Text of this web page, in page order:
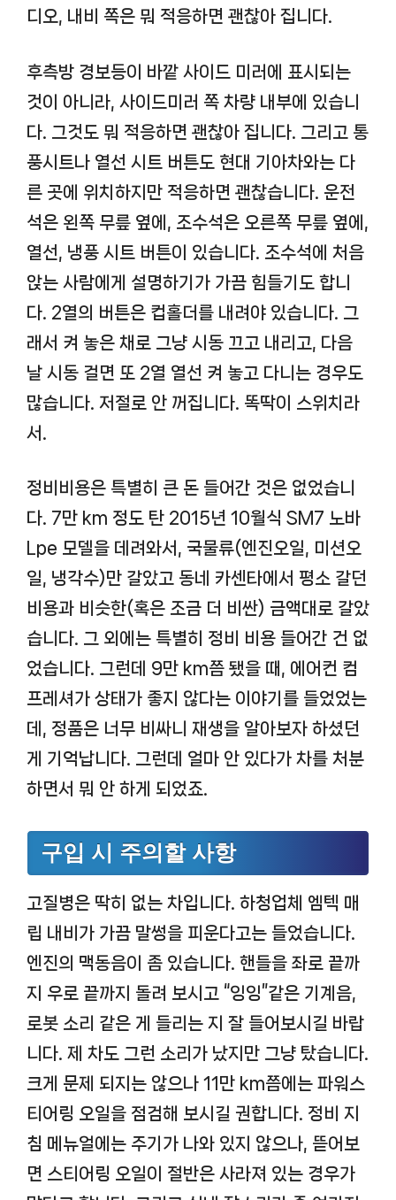
디오, 내비 쪽은 뭐 적응하면 괜찮아 집니다.
후측방 경보등이 바깥 사이드 미러에 표시되는
것이 아니라, 사이드미러 쪽 차량 내부에 있습니
다. 그것도 뭐 적응하면 괜찮아 집니다. 그리고 통
풍시트나 열선 시트 버튼도 현대 기아차와는 다
른 곳에 위치하지만 적응하면 괜찮습니다. 운전
석은 왼쪽 무릎 옆에, 조수석은 오른쪽 무릎 옆에,
열선, 냉풍 시트 버튼이 있습니다. 조수석에 처음
앉는 사람에게 설명하기가 가끔 힘들기도 합니
다. 2열의 버튼은 컵홀더를 내려야 있습니다. 그
래서 켜 놓은 채로 그냥 시동 끄고 내리고, 다음
날 시동 걸면 또 2열 열선 켜 놓고 다니는 경우도
많습니다. 저절로 안 꺼집니다. 똑딱이 스위치라
서.
정비비용은 특별히 큰 돈 들어간 것은 없었습니
다. 7만 km 정도 탄 2015년 10월식 SM7 노바
Lpe 모델을 데려와서, 국물류(엔진오일, 미션오
일, 냉각수)만 갈았고 동네 카센타에서 평소 갈던
비용과 비슷한(혹은 조금 더 비싼) 금액대로 갈았
습니다. 그 외에는 특별히 정비 비용 들어간 건 없
었습니다. 그런데 9만 km쯤 됐을 때, 에어컨 컴
프레셔가 상태가 좋지 않다는 이야기를 들었었는
데, 정품은 너무 비싸니 재생을 알아보자 하셨던
게 기억납니다. 그런데 얼마 안 있다가 차를 처분
하면서 뭐 안 하게 되었죠.
구입 시 주의할 사항
고질병은 딱히 없는 차입니다. 하청업체 엠텍 매
립 내비가 가끔 말썽을 피운다고는 들었습니다.
엔진의 맥동음이 좀 있습니다. 핸들을 좌로 끝까
지 우로 끝까지 돌려 보시고 “잉잉”같은 기계음,
로봇 소리 같은 게 들리는 지 잘 들어보시길 바랍
니다. 제 차도 그런 소리가 났지만 그냥 탔습니다.
크게 문제 되지는 않으나 11만 km쯤에는 파워스
티어링 오일을 점검해 보시길 권합니다. 정비 지
침 메뉴얼에는 주기가 나와 있지 않으나, 뜯어보
면 스티어링 오일이 절반은 사라져 있는 경우가